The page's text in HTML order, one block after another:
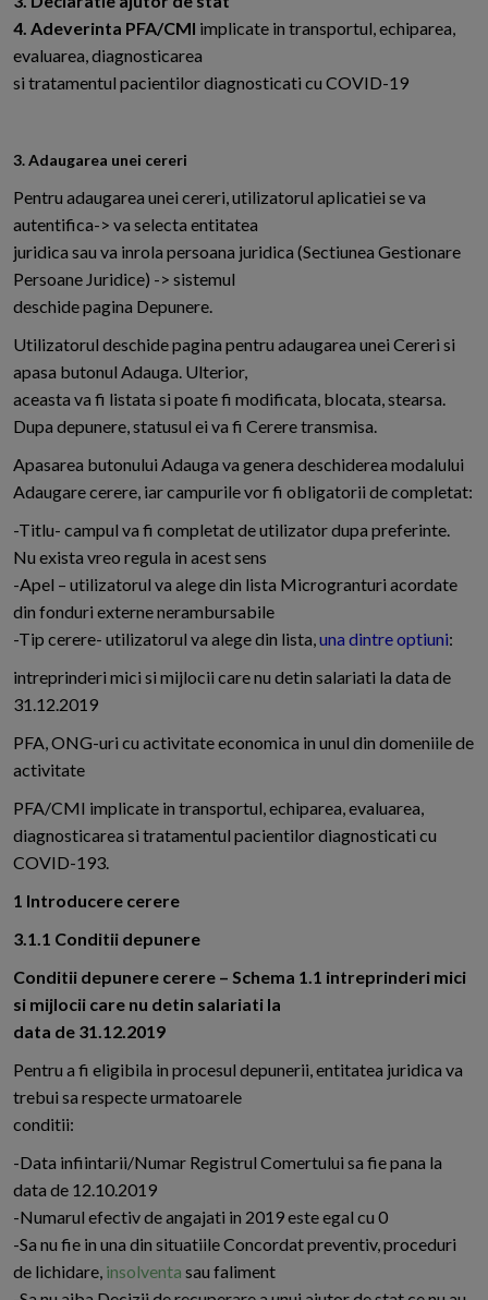
4. Adeverinta PFA/CMI implicate in transportul, echiparea,
evaluarea, diagnosticarea
si tratamentul pacientilor diagnosticati cu COVID-19
3. Adaugarea unei cereri
Pentru adaugarea unei cereri, utilizatorul aplicatiei se va
autentifica-> va selecta entitatea
juridica sau va inrola persoana juridica (Sectiunea Gestionare
Persoane Juridice) -> sistemul
deschide pagina Depunere.
Utilizatorul deschide pagina pentru adaugarea unei Cereri si
apasa butonul Adauga. Ulterior,
aceasta va fi listata si poate fi modificata, blocata, stearsa.
Dupa depunere, statusul ei va fi Cerere transmisa.
Apasarea butonului Adauga va genera deschiderea modalului
Adaugare cerere, iar campurile vor fi obligatorii de completat:
-Titlu- campul va fi completat de utilizator dupa preferinte.
Nu exista vreo regula in acest sens
-Apel – utilizatorul va alege din lista Microgranturi acordate
din fonduri externe nerambursabile
-Tip cerere- utilizatorul va alege din lista,una dintre optiuni:
intreprinderi mici si mijlocii care nu detin salariati la data de
31.12.2019
PFA, ONG-uri cu activitate economica in unul din domeniile de
activitate
PFA/CMI implicate in transportul, echiparea, evaluarea,
diagnosticarea si tratamentul pacientilor diagnosticati cu
COVID-193.
1 Introducere cerere
3.1.1 Conditii depunere
Conditii depunere cerere – Schema 1.1 intreprinderi mici
si mijlocii care nu detin salariati la
data de 31.12.2019
Pentru a fi eligibila in procesul depunerii, entitatea juridica va
trebui sa respecte urmatoarele
conditii:
-Data infiintarii/Numar Registrul Comertului sa fie pana la
data de 12.10.2019
-Numarul efectiv de angajati in 2019 este egal cu 0
-Sa nu fie in una din situatiile Concordat preventiv, proceduri
de lichidare, insolventa sau faliment